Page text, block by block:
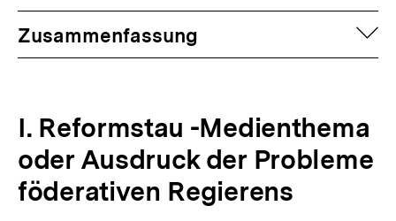
Zusammenfassung
I. Reformstau -Medienthema
oder Ausdruck der Probleme
föderativen Regierens